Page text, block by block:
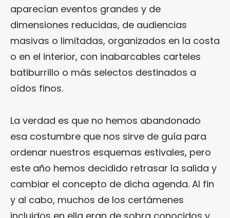
aparecían eventos grandes y de
dimensiones reducidas, de audiencias
masivas o limitadas, organizados en la costa
o en el interior, con inabarcables carteles
batiburrillo o más selectos destinados a
oídos finos.
La verdad es que no hemos abandonado
esa costumbre que nos sirve de guía para
ordenar nuestros esquemas estivales, pero
este año hemos decidido retrasar la salida y
cambiar el concepto de dicha agenda. Al fin
y al cabo, muchos de los certámenes